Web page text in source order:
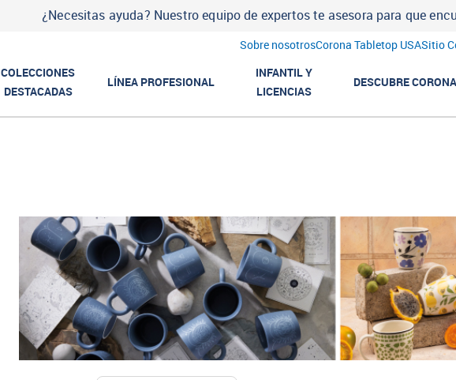
¿Necesitas ayuda? Nuestro equipo de expertos te asesora para que
Sobre nosotrosCorona Tabletop USASitio
COLECCIONES
DESTACADAS
LÍNEA PROFESIONAL
INFANTIL Y
LICENCIAS
DESCUBRE CORONA